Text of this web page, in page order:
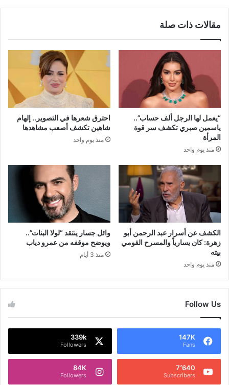
مقالات ذات صلة
“يعمل لها الرجل ألف حساب”..
ياسمين صبري تكشف سر قوة
المرأة
منذ يوم واحد
احترق شعرها في التصوير.. إلهام
شاهين تكشف أصعب مشاهدها
منذ يوم واحد
الكشف عن أسرار عبد الرحمن أبو
زهرة: كان يسارياً والمسرح القومي
بيته
منذ يوم واحد
وائل جسار ينتقد “لولا البنات”..
ويوضح موقفه من عمرو دياب
منذ 3 أيام
Follow Us
147K
Fans
339k
Followers
7٬640
Subscribers
84K
Followers